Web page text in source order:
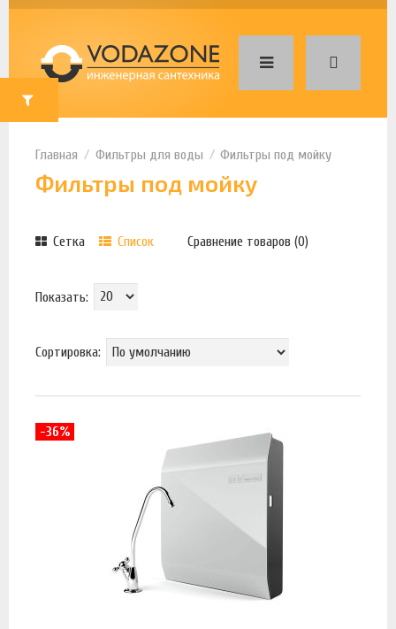
Фильтры для воды Фильтры под мойку
Фильтры под мойку
Сетка Список Сравнение товаров (0)
Показать:
Сортировка:
-36%